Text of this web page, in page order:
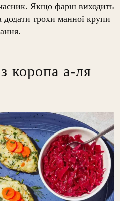
Якщо фарш виходить
трохи манної крупи
коропа а-ля